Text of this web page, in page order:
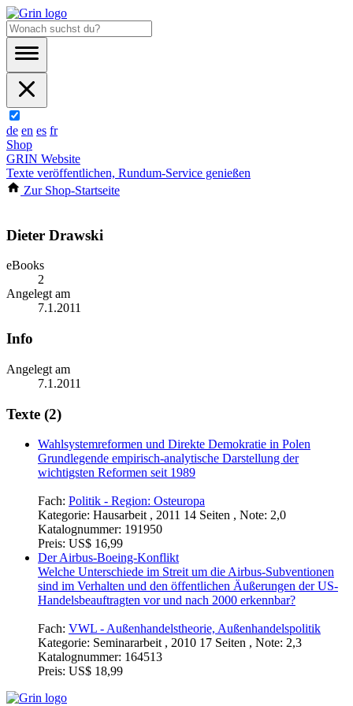
de en es fr
Shop
GRIN Website
Texte veröffentlichen, Rundum-Service genießen
Zur Shop-Startseite
Dieter Drawski
eBooks
2
Angelegt am
7.1.2011
Info
Angelegt am
7.1.2011
Texte (2)
Wahlsystemreformen und Direkte Demokratie in Polen
Grundlegende empirisch-analytische Darstellung der
wichtigsten Reformen seit 1989
Fach: Politik - Region: Osteuropa
Kategorie: Hausarbeit , 2011 14 Seiten , Note: 2,0
Katalognummer: 191950
Preis: US$ 16,99
Der Airbus-Boeing-Konflikt
Welche Unterschiede im Streit um die Airbus-Subventionen
sind im Verhalten und den öffentlichen Äußerungen der US-
Handelsbeauftragten vor und nach 2000 erkennbar?
Fach: VWL - Außenhandelstheorie, Außenhandelspolitik
Kategorie: Seminararbeit , 2010 17 Seiten , Note: 2,3
Katalognummer: 164513
Preis: US$ 18,99